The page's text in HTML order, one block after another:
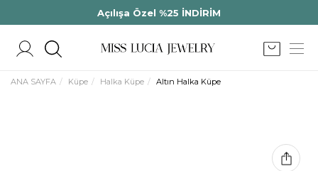
Açılışa Özel %25 İNDİRİM
ANA SAYFA Küpe Halka Küpe Altın Halka Küpe